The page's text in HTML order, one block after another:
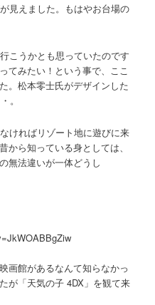
見えました。もはやお台場の
こうかとも思っていたのです
てみたい！という事で、ここ
。松本零士氏がデザインした
。
ければリゾート地に遊びに来
ら知っている身としては、
無法違いが一体どうし
画館があるなんて知らなかっ
が「天気の子 4DX」を観て来